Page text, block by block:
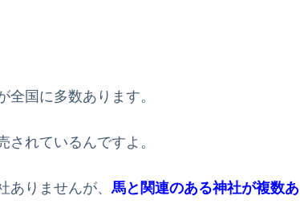
国に多数あります。
れているんですよ。
りませんが、 馬と関連のある神社が複数あ